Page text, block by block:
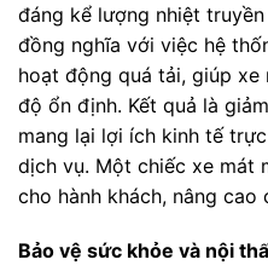
đáng kể lượng nhiệt
đồng nghĩa với việc hệ
hoạt động quá tải, giúp xe
độ ổn định. Kết quả là
mang lại lợi ích kinh tế
dịch vụ. Một chiếc xe mát
cho hành khách, nâng cao
Bảo vệ sức khỏe và nội